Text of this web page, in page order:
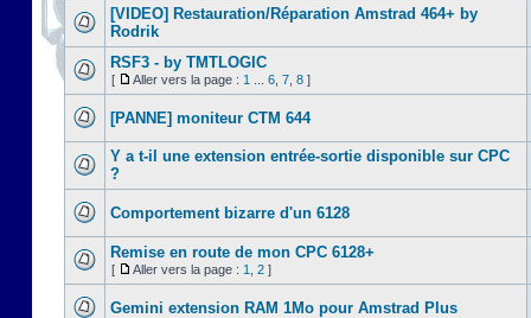
[VIDEO] Restauration/Réparation Amstrad 464+ by
Rodrik
RSF3 - by TMTLOGIC
[ Aller vers la page : 1 6 7 8 ]
[PANNE] moniteur CTM 644
Y a t-il une extension entrée-sortie disponible sur CPC
?
Comportement bizarre d'un 6128
Remise en route de mon CPC 6128+
[ Aller vers la page : 1 2 ]
Gemini extension RAM 1Mo pour Amstrad Plus